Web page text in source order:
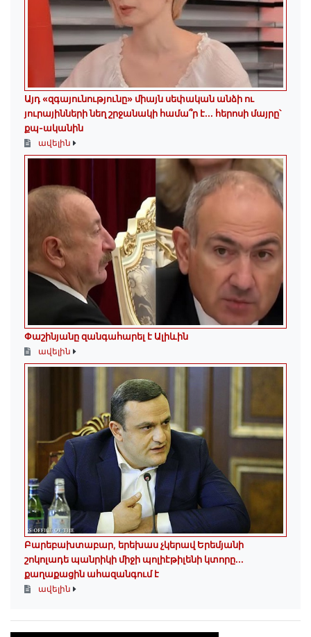
Այդ «զգայունությունը» միայն սեփական անձի ու
յուրայինների նեղ շրջանակի համա՞ր է․․․ հերոսի մայրը՝
քպ-ականին
ավելին
Փաշինյանը զանգահարել է Ալիևին
ավելին
Բարեբախտաբար, երեխաս չկերավ Երեմյանի
շոկոլադե պանրիկի միջի պոլիէթիլենի կտորը․․․
քաղաքացին ահազանգում է
ավելին